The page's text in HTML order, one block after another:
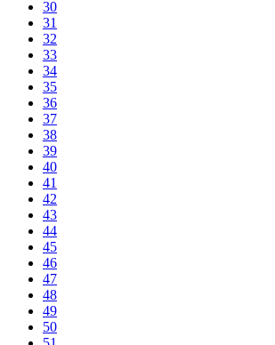
30
31
32
33
34
35
36
37
38
39
40
41
42
43
44
45
46
47
48
49
50